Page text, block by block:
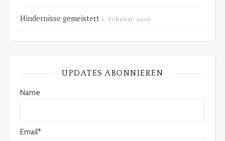
Hindernisse gemeistert 5. Februar 2026
UPDATES ABONNIEREN
Name
Email*